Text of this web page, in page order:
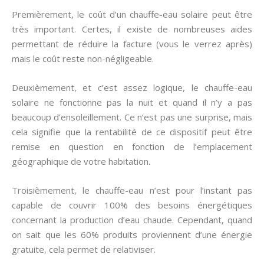
Premièrement, le coût d’un chauffe-eau solaire peut être
très important. Certes, il existe de nombreuses aides
permettant de réduire la facture (vous le verrez après)
mais le coût reste non-négligeable.
Deuxièmement, et c’est assez logique, le chauffe-eau
solaire ne fonctionne pas la nuit et quand il n’y a pas
beaucoup d’ensoleillement. Ce n’est pas une surprise, mais
cela signifie que la rentabilité de ce dispositif peut être
remise en question en fonction de l’emplacement
géographique de votre habitation.
Troisièmement, le chauffe-eau n’est pour l’instant pas
capable de couvrir 100% des besoins énergétiques
concernant la production d’eau chaude. Cependant, quand
on sait que les 60% produits proviennent d’une énergie
gratuite, cela permet de relativiser.